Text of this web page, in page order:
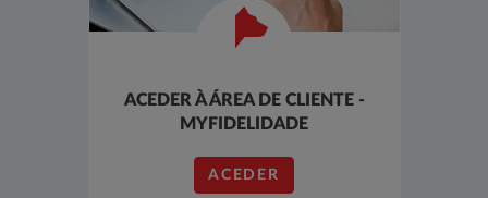
ACEDER À ÁREA DE CLIENTE -
MYFIDELIDADE
ACEDER